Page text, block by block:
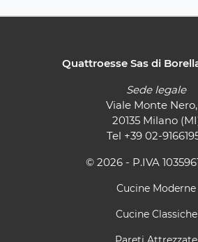
Quattroesse Sas di
Sede legale
Viale Monte
20135 Milano
Tel +39 02-
© 2026 - P.IVA
Cucine Moderne
Cucine Classiche